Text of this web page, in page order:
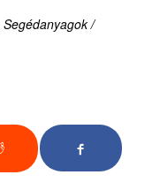
Segédanyagok /